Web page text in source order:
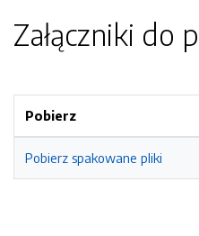
Załączniki do
Pobierz
Pobierz spakowane pliki